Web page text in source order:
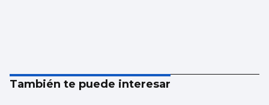
También te puede interesar